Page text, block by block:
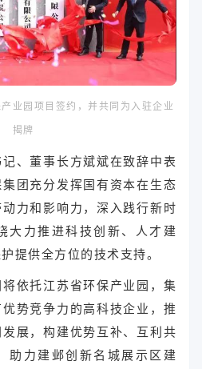
业园项目签约，并共同为入驻企业
揭牌
、董事长方斌斌在致辞中表
团充分发挥国有资本在生态
力和影响力，深入践行新时
大力推进科技创新、人才建
提供全方位的技术支持。
依托江苏省环保产业园，集
势竞争力的高科技企业，推
展，构建优势互补、互利共
助力建邺创新名城展示区建